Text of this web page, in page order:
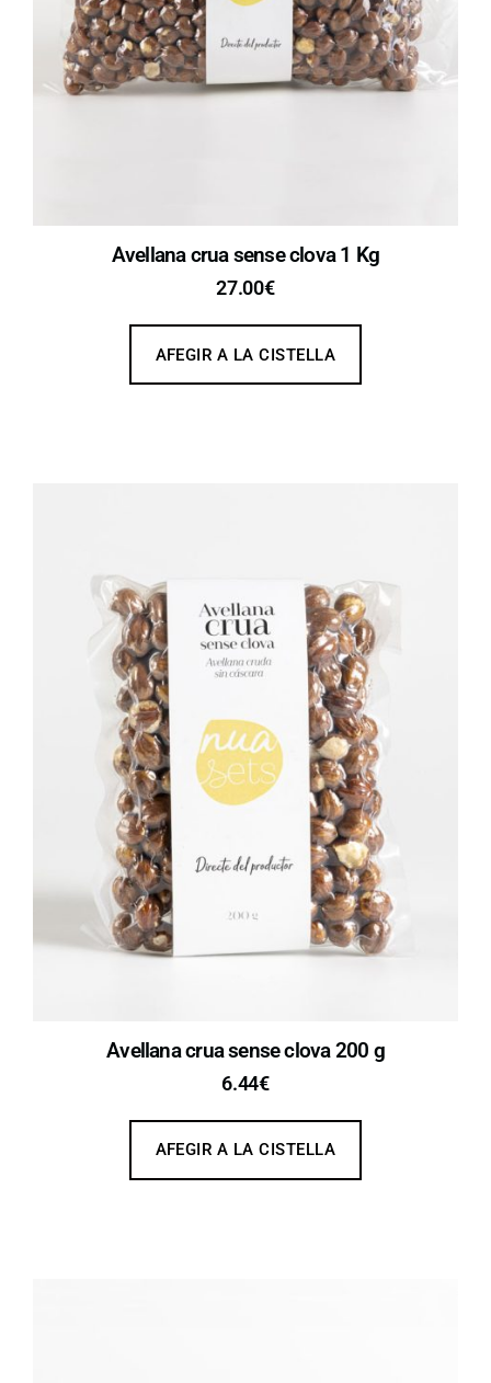
Avellana crua sense clova 1 Kg
27.00€
AFEGIR A LA CISTELLA
Avellana crua sense clova 200 g
6.44€
AFEGIR A LA CISTELLA